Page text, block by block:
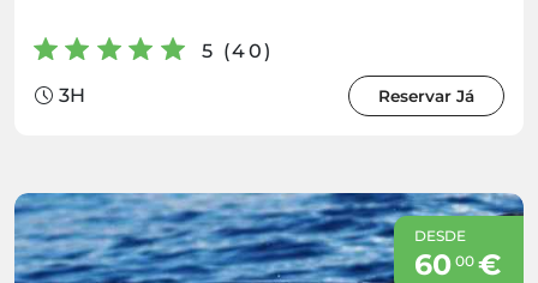
5 (40)
3H
Reservar Já
DESDE
60 00€